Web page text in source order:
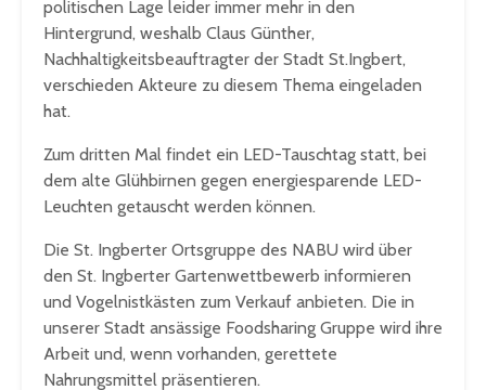
politischen Lage leider immer mehr in den
Hintergrund, weshalb Claus Günther,
Nachhaltigkeitsbeauftragter der Stadt St.Ingbert,
verschieden Akteure zu diesem Thema eingeladen
hat.
Zum dritten Mal findet ein LED-Tauschtag statt, bei
dem alte Glühbirnen gegen energiesparende LED-
Leuchten getauscht werden können.
Die St. Ingberter Ortsgruppe des NABU wird über
den St. Ingberter Gartenwettbewerb informieren
und Vogelnistkästen zum Verkauf anbieten. Die in
unserer Stadt ansässige Foodsharing Gruppe wird ihre
Arbeit und, wenn vorhanden, gerettete
Nahrungsmittel präsentieren.